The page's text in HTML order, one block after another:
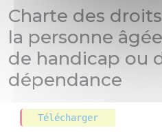
Charte des
la personne
de handicap ou
dépendance
Télécharger